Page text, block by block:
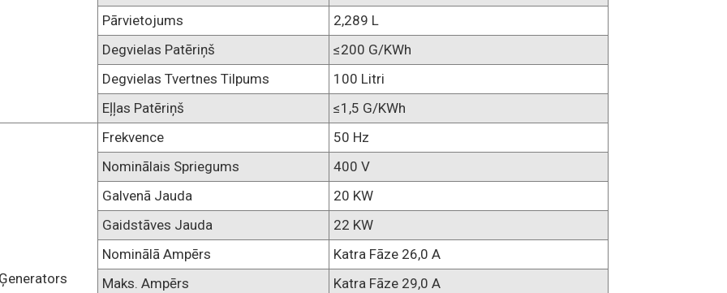
Pārvietojums
2,289 L
Degvielas Patēriņš
≤200 G/kWh
Degvielas Tvertnes Tilpums
100 Litri
Eļļas Patēriņš
≤1,5 G/kWh
Ģenerators
Frekvence
50 Hz
Nominālais Spriegums
400 V
Galvenā Jauda
20 KW
Gaidstāves Jauda
22 KW
Nominālā Ampērs
Katra Fāze 26,0 A
Maks. Ampērs
Katra Fāze 29,0 A